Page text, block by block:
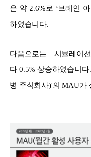
은 약 2.6%로 ‘브레인
하였습니다.
다음으로는 시뮬레
다 0.5% 상승하였습니다
병 주식회사)'의 MAU가